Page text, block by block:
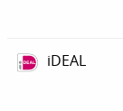
iDEAL